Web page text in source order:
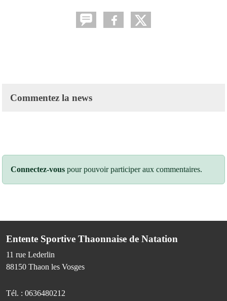
Commentez la news
Connectez-vous pour pouvoir participer aux commentaires.
Entente Sportive Thaonnaise de Natation
11 rue Lederlin
88150 Thaon les Vosges
Tél. : 0636480212